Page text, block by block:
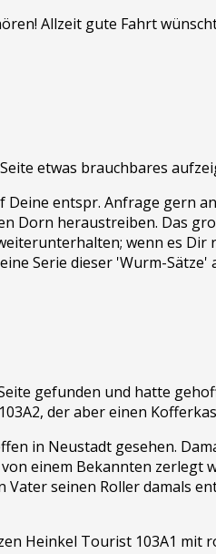
Allzeit gute Fahrt
etwas brauchbares
entspr. Anfrage gern
Dorn heraustreiben. Das
wenn es
Serie dieser 'Wurm-
gefunden und hatte
der aber einen
in Neustadt gesehen.
einem Bekannten
Vater seinen Roller damals
Heinkel Tourist 103A1 mit